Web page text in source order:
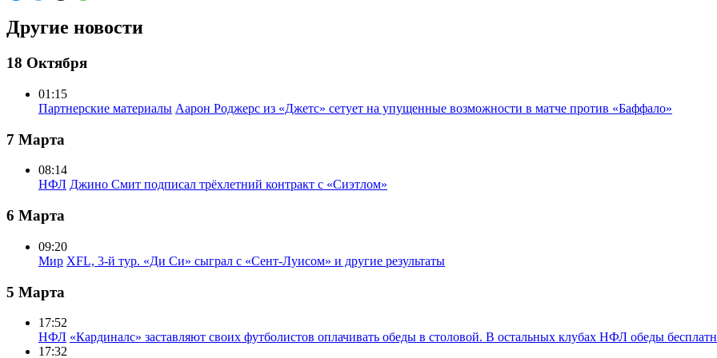
Другие новости
18 Октября
01:15
Партнерские материалы Аарон Роджерс из «Джетс» сетует на упущенные возможности в матче против «Баффало»
7 Марта
08:14
НФЛ Джино Смит подписал трёхлетний контракт с «Сиэтлом»
6 Марта
09:20
Мир XFL, 3-й тур. «Ди Си» сыграл с «Сент-Луисом» и другие результаты
5 Марта
17:52
НФЛ «Кардиналс» заставляют своих футболистов оплачивать обеды в столовой. В остальных клубах НФЛ обеды
17:32